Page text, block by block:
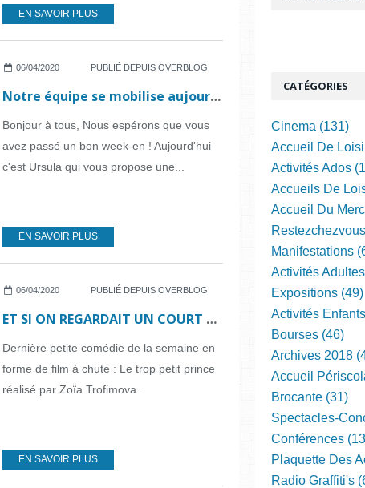
EN SAVOIR PLUS
06/04/2020 PUBLIÉ DEPUIS OVERBLOG
Notre équipe se mobilise aujourd'hui : Activité manuelle !
Bonjour à tous, Nous espérons que vous
avez passé un bon week-en ! Aujourd'hui
c'est Ursula qui vous propose une...
EN SAVOIR PLUS
06/04/2020 PUBLIÉ DEPUIS OVERBLOG
ET SI ON REGARDAIT UN COURT MÉTRAGE...N°20
Dernière petite comédie de la semaine en
forme de film à chute : Le trop petit prince
réalisé par Zoïa Trofimova...
EN SAVOIR PLUS
CATÉGORIES
Cinema (131)
Accueil De
Activités Ados
Accueils De
Accueil Du
Manifestations
Activités
Expositions (49)
Activités
Bourses (46)
Archives 2018
Accueil
Brocante (31)
Spectacles-
Conférences
Plaquette Des
Radio Graffiti's